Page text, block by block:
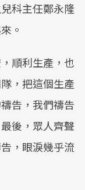
科主任鄭永隆
。
順利生產，也
，把這個生產
告，我們禱告
後，眾人齊聲
，眼淚幾乎流